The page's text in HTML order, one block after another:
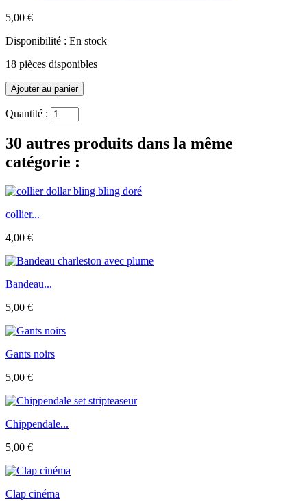
5,00 €
Disponibilité : En stock
18 pièces disponibles
Quantité :
30 autres produits dans la même
catégorie :
collier...
4,00 €
Bandeau...
5,00 €
Gants noirs
5,00 €
Chippendale...
5,00 €
Clap cinéma